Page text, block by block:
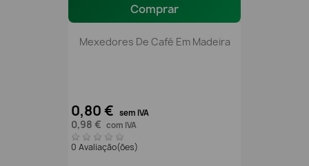
Comprar
Mexedores De Café Em Madeira
0,80 € sem IVA
0,98 € com IVA
0 Avaliação(ões)